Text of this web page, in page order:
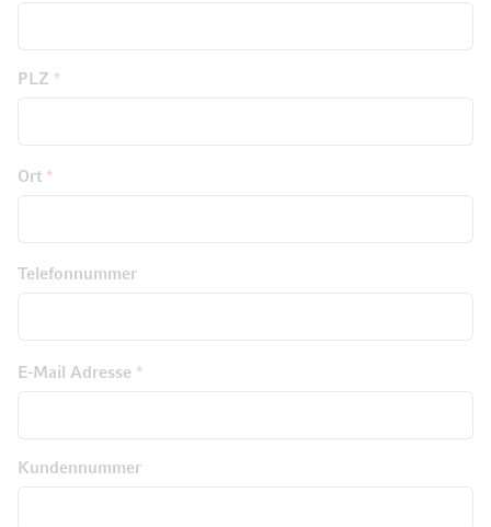
PLZ
Ort
Telefonnummer
E-Mail Adresse
Kundennummer